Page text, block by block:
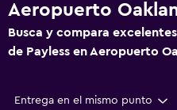
Aeropuerto
Busca y compara
de Payless en Aeropuerto
Entrega en el mismo punto